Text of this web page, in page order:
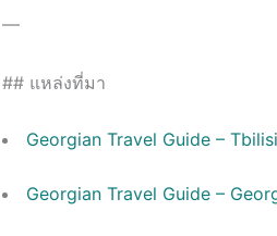
—
## แหล่งที่มา
Georgian Travel Guide –
Georgian Travel Guide –